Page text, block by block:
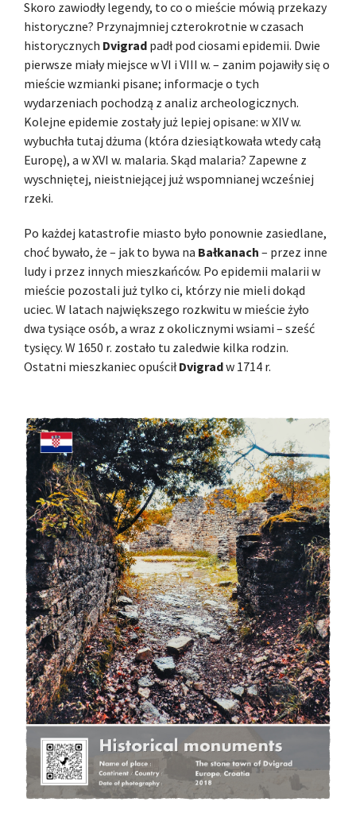
Skoro zawiodły legendy, to co o mieście mówią przekazy
historyczne? Przynajmniej czterokrotnie w czasach
historycznych Dvigrad padł pod ciosami epidemii. Dwie
pierwsze miały miejsce w VI i VIII w. – zanim pojawiły się o
mieście wzmianki pisane; informacje o tych
wydarzeniach pochodzą z analiz archeologicznych.
Kolejne epidemie zostały już lepiej opisane: w XIV w.
wybuchła tutaj dżuma (która dziesiątkowała wtedy całą
Europę), a w XVI w. malaria. Skąd malaria? Zapewne z
wyschniętej, nieistniejącej już wspomnianej wcześniej
rzeki.
Po każdej katastrofie miasto było ponownie zasiedlane,
choć bywało, że – jak to bywa na Bałkanach – przez inne
ludy i przez innych mieszkańców. Po epidemii malarii w
mieście pozostali już tylko ci, którzy nie mieli dokąd
uciec. W latach największego rozkwitu w mieście żyło
dwa tysiące osób, a wraz z okolicznymi wsiami – sześć
tysięcy. W 1650 r. zostało tu zaledwie kilka rodzin.
Ostatni mieszkaniec opuściłDvigradw 1714 r.